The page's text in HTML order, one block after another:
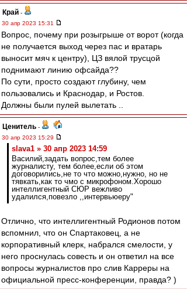
Край -
30 апр 2023 15:31
Вопрос, почему при розыгрыше от ворот (когда
не получается выход через пас и вратарь
выносит мяч к центру), ЦЗ вялой трусцой
поднимают линию офсайда??
По сути, просто создают глубину, чем
пользовались и Краснодар, и Ростов.
Должны были пулей вылетать ..
Ценитель -
30 апр 2023 15:29
slava1 » 30 апр 2023 14:59
Василий,задать вопрос,тем более
журналисту, тем более,если об этом
договорились,не то что можно,нужно, но не
тявкать,как то чмо с микрофоном.Хорошо
интеллигентный СЮР вежливо
удалился,повезло ,,интервьюеру"
Отлично, что интеллигентный Родионов потом
вспомнил, что он Спартаковец, а не
корпоративный клерк, набрался смелости, у
него проснулась совесть и он ответил на все
вопросы журналистов про слив Карреры на
официальной пресс-конференции, правда? )